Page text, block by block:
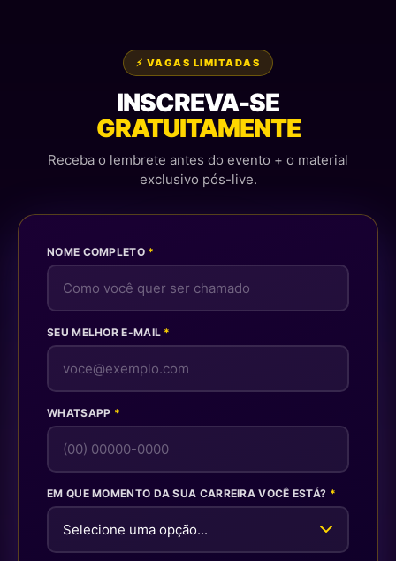
⚡ VAGAS LIMITADAS
INSCREVA-SE
GRATUITAMENTE
Receba o lembrete antes do evento + o material
exclusivo pós-live.
NOME COMPLETO
SEU MELHOR E-MAIL
WHATSAPP
EM QUE MOMENTO DA SUA CARREIRA VOCÊ ESTÁ?